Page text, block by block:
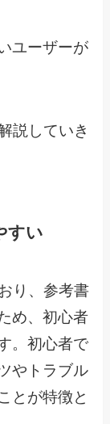
ユーザーが
説していき
すい
り、参考書
め、初心者
。初心者で
やトラブル
とが特徴と